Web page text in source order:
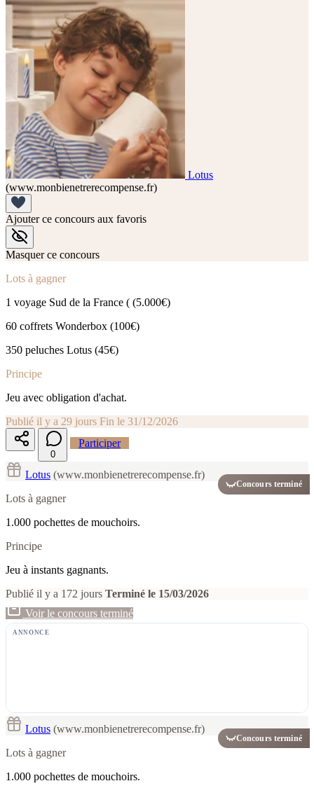
Lotus
(www.monbienetrerecompense.fr)
Ajouter ce concours aux favoris
Masquer ce concours
Lots à gagner
1 voyage Sud de la France ( (5.000€)
60 coffrets Wonderbox (100€)
350 peluches Lotus (45€)
Principe
Jeu avec obligation d'achat.
Publié il y a 29 jours Fin le 31/12/2026
0
Participer
Concours terminé
Lotus (www.monbienetrerecompense.fr)
Lots à gagner
1.000 pochettes de mouchoirs.
Principe
Jeu à instants gagnants.
Publié il y a 172 jours Terminé le 15/03/2026
Voir le concours terminé
ANNONCE
Concours terminé
Lotus (www.monbienetrerecompense.fr)
Lots à gagner
1.000 pochettes de mouchoirs.